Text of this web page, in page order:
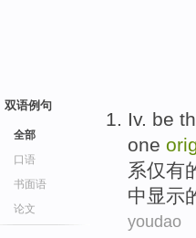
双语例句
全部
口语
书面语
论文
Iv. be
one
系仅有
中显示
youdao